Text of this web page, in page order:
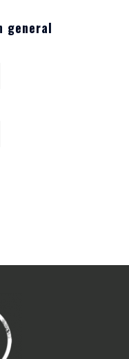
general